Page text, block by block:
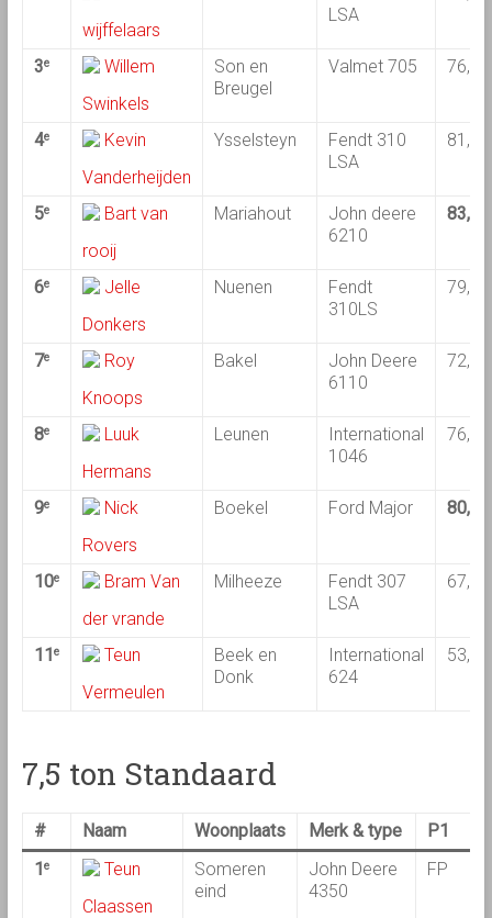
wijffelaars
LSA
3e
Willem
Swinkels
Son en
Breugel
Valmet 705 76,42
4e
Kevin
Vanderheijden
Ysselsteyn
Fendt 310
LSA
81,06
5e
Bart van
rooij
Mariahout
John deere
6210
83,89
6e
Jelle
Donkers
Nuenen
Fendt
310LS
79,03
7e
Roy
Knoops
Bakel
John Deere
6110
72,44
8e
Luuk
Hermans
Leunen
International
1046
76,31
9e
Nick
Rovers
Boekel Ford Major 80,41
10e
Bram Van
der vrande
Milheeze
Fendt 307
LSA
67,47
11 e
Teun
Vermeulen
Beek en
Donk
International
624
53,76
7,5 ton Standaard
# Naam Woonplaats Merk & type
P1
1 e
Teun
Claassen
Someren
eind
John Deere
4350
FP